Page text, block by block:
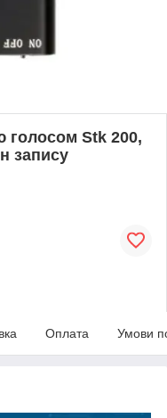
голосом Stk 200,
запису
Оплата Умови